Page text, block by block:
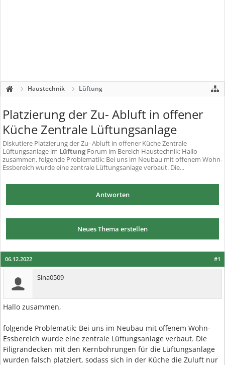
Haustechnik Lüftung
Platzierung der Zu- Abluft in offener
Küche Zentrale Lüftungsanlage
Diskutiere Platzierung der Zu- Abluft in offener Küche Zentrale
Lüftungsanlage im Lüftung Forum im Bereich Haustechnik; Hallo
zusammen, folgende Problematik: Bei uns im Neubau mit offenem Wohn-
Essbereich wurde eine zentrale Lüftungsanlage verbaut. Die...
Antworten
Neues Thema erstellen
#1
06.12.2022
Sina0509
Hallo zusammen,
folgende Problematik: Bei uns im Neubau mit offenem Wohn-
Essbereich wurde eine zentrale Lüftungsanlage verbaut. Die
Filigrandecken mit den Kernbohrungen für die Lüftungsanlage
wurden falsch platziert, sodass sich in der Küche die Zuluft nur